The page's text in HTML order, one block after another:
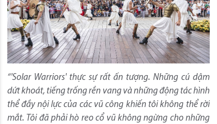
“'Solar Warriors' thực sự rất ấn tượng. Những cú dậm
dứt khoát, tiếng trống rền vang và những động tác hình
thể đầy nội lực của các vũ công khiến tôi không thể rời
mắt. Tôi đã phải hò reo cổ vũ không ngừng cho những